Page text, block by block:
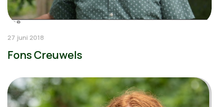
27 juni 2018
Fons Creuwels